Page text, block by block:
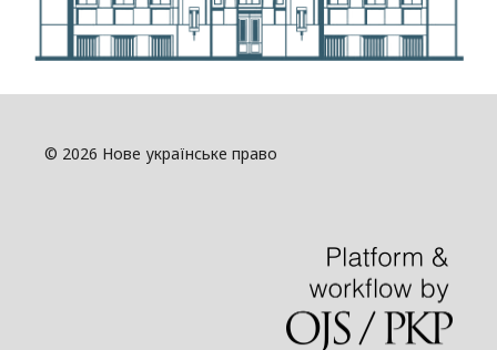
© 2026 Нове українське право